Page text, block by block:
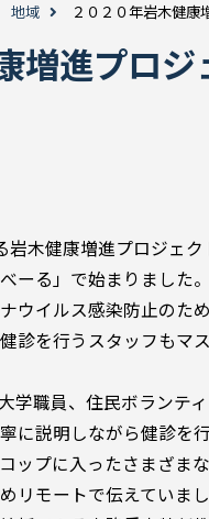
地域 ２０２０年岩木健康
増進プロ
岩木健康増進プロジェ
ーる」で始まりました。
ウイルス感染防止の
診を行うスタッフも
学職員、住民ボランテ
に説明しながら健診を行
ップに入ったさまざま
リモートで伝えていまし